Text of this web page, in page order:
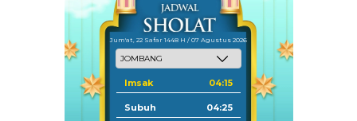
Jum'at, 22 Safar 1448 H / 07 Agustus 2026
Imsak 04:15
Subuh 04:25